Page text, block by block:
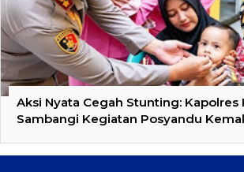
Aksi Nyata Cegah Stunting: Kapolres
Sambangi Kegiatan Posyandu